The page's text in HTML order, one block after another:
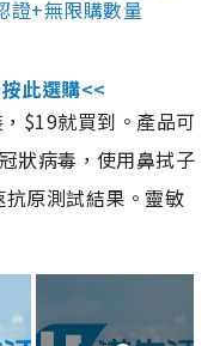
證+無限購數量
此選購<<
$19就買到。產品可
狀病毒，使用鼻拭子
原測試結果。靈敏